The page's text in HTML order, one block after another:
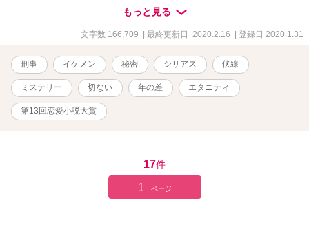
るオカズ」という新ジャンルの長編。ムーンライトノベルズ、カク
もっと見る
文字数 166,709 | 最終更新日 2020.2.16 | 登録日 2020.1.31
刑事 イケメン 秘密 シリアス 伏線
ミステリー 切ない 年の差 エタニティ
第13回恋愛小説大賞
17件
1 ページ